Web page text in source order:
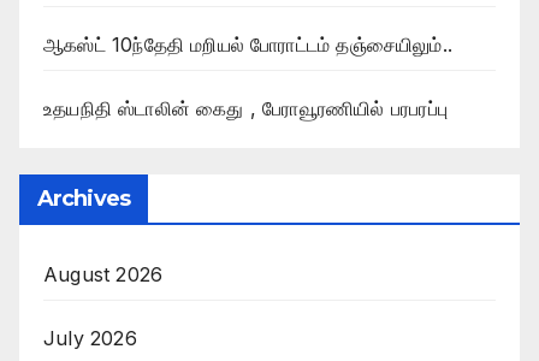
ஆகஸ்ட் 10ந்தேதி மறியல் போராட்டம் தஞ்சையிலும்..
உதயநிதி ஸ்டாலின் கைது , பேராவூரணியில் பரபரப்பு
Archives
August 2026
July 2026